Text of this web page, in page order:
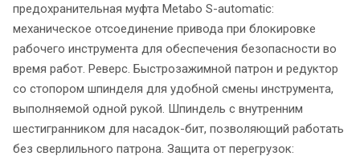
предохранительная муфта Metabo S-automatic:
механическое отсоединение привода при блокировке
рабочего инструмента для обеспечения безопасности во
время работ. Реверс. Быстрозажимной патрон и редуктор
со стопором шпинделя для удобной смены инструмента,
выполняемой одной рукой. Шпиндель с внутренним
шестигранником для насадок-бит, позволяющий работать
без сверлильного патрона. Защита от перегрузок: